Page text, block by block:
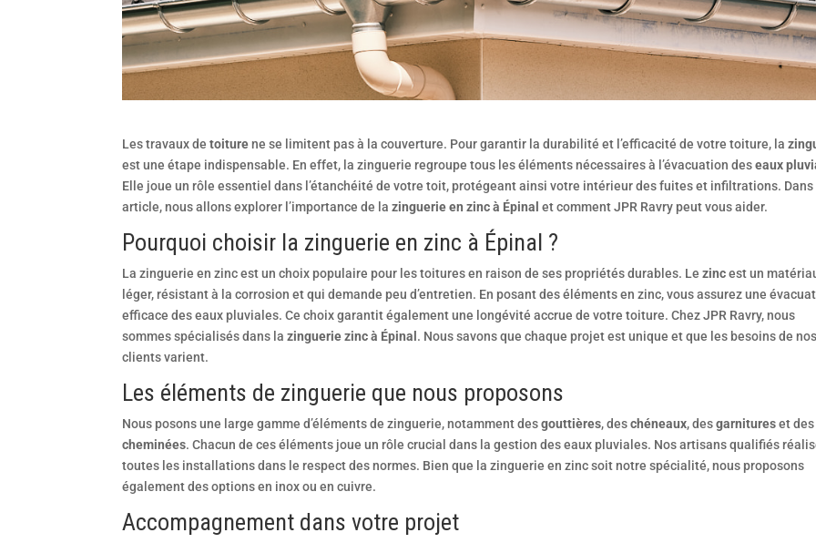
Les travaux detoiturene se limitent pas à la couverture. Pour garantir la durabilité et l’efficacité de votre toiture, la
est une étape indispensable. En effet, la zinguerie regroupe tous les éléments nécessaires à l’évacuation deseaux
Elle joue un rôle essentiel dans l’étanchéité de votre toit, protégeant ainsi votre intérieur des fuites et infiltrations. Dans
article, nous allons explorer l’importance de lazinguerie en zinc à Épinal et comment JPR Ravry peut vous aider.
Pourquoi choisir la zinguerie en zinc à Épinal ?
La zinguerie en zinc est un choix populaire pour les toitures en raison de ses propriétés durables. Lezincest un
léger, résistant à la corrosion et qui demande peu d’entretien. En posant des éléments en zinc, vous assurez une
efficace des eaux pluviales. Ce choix garantit également une longévité accrue de votre toiture. Chez JPR Ravry, nous
sommes spécialisés dans lazinguerie zinc à Épinal . Nous savons que chaque projet est unique et que les besoins de nos
clients varient.
Les éléments de zinguerie que nous proposons
Nous posons une large gamme d’éléments de zinguerie, notamment desgouttières, deschéneaux, desgarnitureset des
cheminées. Chacun de ces éléments joue un rôle crucial dans la gestion des eaux pluviales. Nos artisans qualifiés
toutes les installations dans le respect des normes. Bien que la zinguerie en zinc soit notre spécialité, nous proposons
également des options en inox ou en cuivre.
Accompagnement dans votre projet